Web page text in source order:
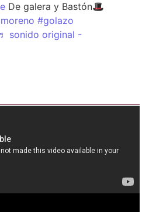
De galera y Bastón🎩
#golazo
sonido original -